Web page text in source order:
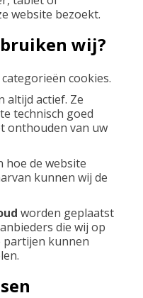
website bezoekt.
wij?
cookies.
altijd actief. Ze
technisch goed
onthouden van uw
hoe de website
kunnen wij de
worden geplaatst
die wij op
partijen kunnen